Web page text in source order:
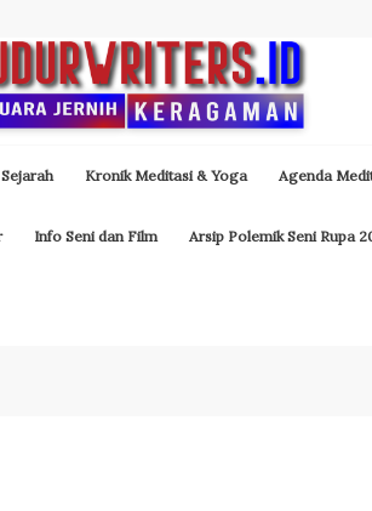
Kronik Meditasi & Yoga Agenda
Info Seni dan Film Arsip Polemik Seni Rupa